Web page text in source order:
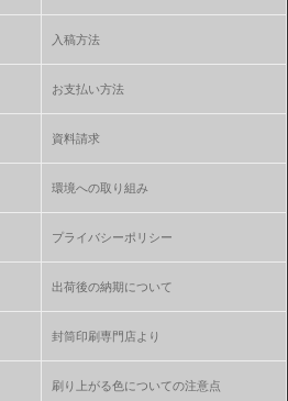
入稿方法
お支払い方法
資料請求
環境への取り組み
プライバシーポリシー
出荷後の納期について
封筒印刷専門店より
刷り上がる色についての注意点